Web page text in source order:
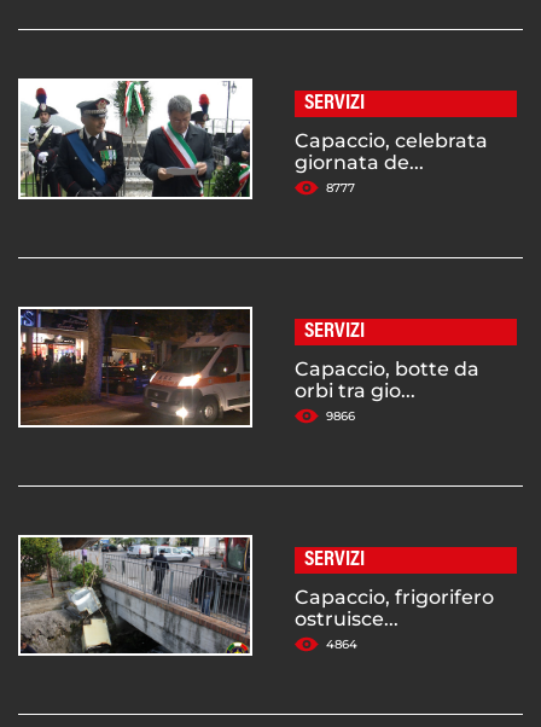
SERVIZI
Capaccio, celebrata
giornata de...
8777
SERVIZI
Capaccio, botte da
orbi tra gio...
9866
SERVIZI
Capaccio, frigorifero
ostruisce...
4864